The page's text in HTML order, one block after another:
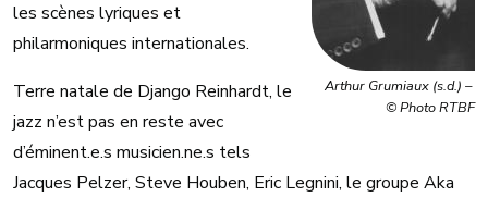
Arthur Grumiaux (s.d.) –
© Photo RTBF
les scènes lyriques et
philarmoniques internationales.
Terre natale de Django Reinhardt, le
jazz n’est pas en reste avec
d’éminent.e.s musicien.ne.s tels
Jacques Pelzer, Steve Houben, Eric Legnini, le groupe Aka